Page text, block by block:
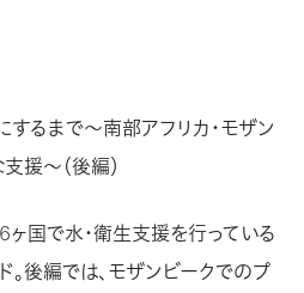
するまで～南部アフリカ・モザン
援～（後編）
国で水・衛生支援を行っている
後編では、モザンビークでのプ